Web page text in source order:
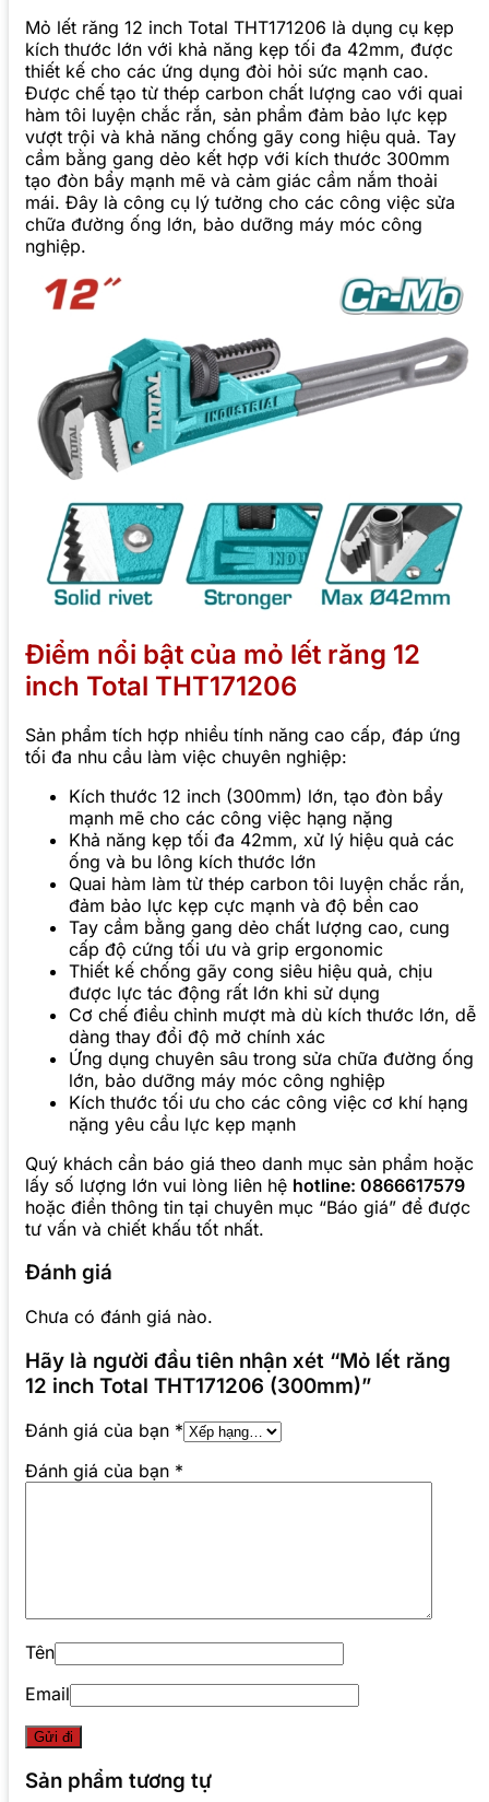
Mỏ lết răng 12 inch Total THT171206 là dụng cụ kẹp
kích thước lớn với khả năng kẹp tối đa 42mm, được
thiết kế cho các ứng dụng đòi hỏi sức mạnh cao.
Được chế tạo từ thép carbon chất lượng cao với quai
hàm tôi luyện chắc rắn, sản phẩm đảm bảo lực kẹp
vượt trội và khả năng chống gãy cong hiệu quả. Tay
cầm bằng gang dẻo kết hợp với kích thước 300mm
tạo đòn bẩy mạnh mẽ và cảm giác cầm nắm thoải
mái. Đây là công cụ lý tưởng cho các công việc sửa
chữa đường ống lớn, bảo dưỡng máy móc công
nghiệp.
Điểm nổi bật của mỏ lết răng 12
inch Total THT171206
Sản phẩm tích hợp nhiều tính năng cao cấp, đáp ứng
tối đa nhu cầu làm việc chuyên nghiệp:
Kích thước 12 inch (300mm) lớn, tạo đòn bẩy
mạnh mẽ cho các công việc hạng nặng
Khả năng kẹp tối đa 42mm, xử lý hiệu quả các
ống và bu lông kích thước lớn
Quai hàm làm từ thép carbon tôi luyện chắc rắn,
đảm bảo lực kẹp cực mạnh và độ bền cao
Tay cầm bằng gang dẻo chất lượng cao, cung
cấp độ cứng tối ưu và grip ergonomic
Thiết kế chống gãy cong siêu hiệu quả, chịu
được lực tác động rất lớn khi sử dụng
Cơ chế điều chỉnh mượt mà dù kích thước lớn, dễ
dàng thay đổi độ mở chính xác
Ứng dụng chuyên sâu trong sửa chữa đường ống
lớn, bảo dưỡng máy móc công nghiệp
Kích thước tối ưu cho các công việc cơ khí hạng
nặng yêu cầu lực kẹp mạnh
Quý khách cần báo giá theo danh mục sản phẩm hoặc
lấy số lượng lớn vui lòng liên hệ hotline: 0866617579
hoặc điền thông tin tại chuyên mục “Báo giá” để được
tư vấn và chiết khấu tốt nhất.
Đánh giá
Chưa có đánh giá nào.
Hãy là người đầu tiên nhận xét “Mỏ lết răng
12 inch Total THT171206 (300mm)”
Đánh giá của bạn *
Đánh giá của bạn *
Tên
Email
Sản phẩm tương tự